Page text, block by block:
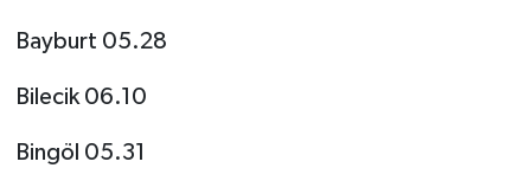
Bayburt 05.28
Bilecik 06.10
Bingöl 05.31